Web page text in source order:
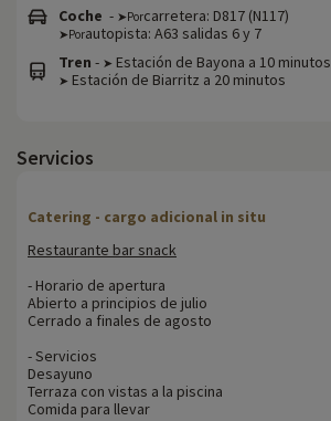
Coche - ➤Porcarretera: D817 (N117)
➤Porautopista: A63 salidas 6 y 7
Tren - ➤ Estación de Bayona a 10 minutos
➤ Estación de Biarritz a 20 minutos
Servicios
Catering - cargo adicional in situ
Restaurante bar snack
- Horario de apertura
Abierto a principios de julio
Cerrado a finales de agosto
- Servicios
Desayuno
Terraza con vistas a la piscina
Comida para llevar